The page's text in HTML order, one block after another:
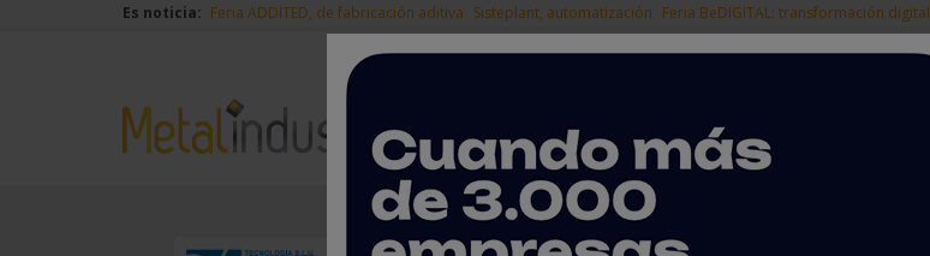
Es noticia: Feria ADDITED, de fabricación aditiva Sisteplant, automatización Feria BeDIGITAL: transformación digital
NOTICIAS PRODUCTOS